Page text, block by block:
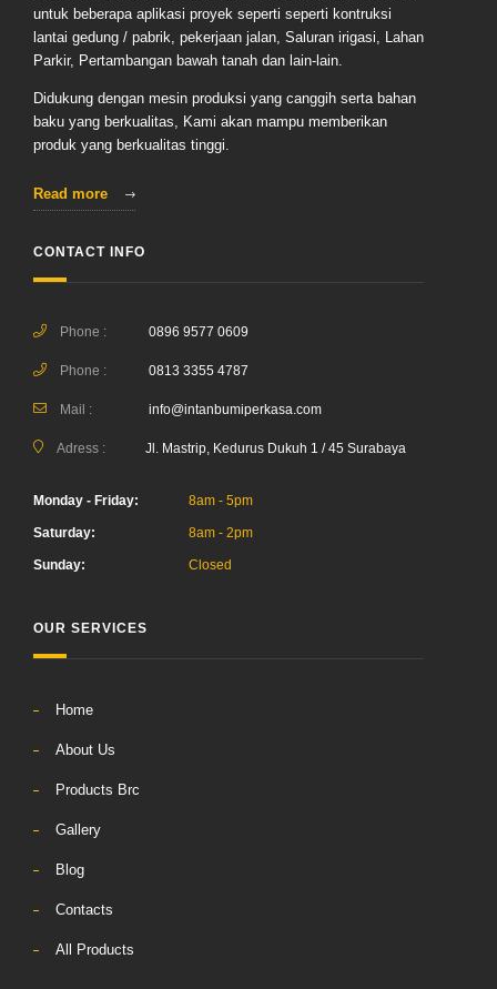
untuk beberapa aplikasi proyek seperti seperti kontruksi
lantai gedung / pabrik, pekerjaan jalan, Saluran irigasi, Lahan
Parkir, Pertambangan bawah tanah dan lain-lain.
Didukung dengan mesin produksi yang canggih serta bahan
baku yang berkualitas, Kami akan mampu memberikan
produk yang berkualitas tinggi.
Read more
CONTACT INFO
Phone : 0896 9577 0609
Phone : 0813 3355 4787
Mail : info@intanbumiperkasa.com
Adress : Jl. Mastrip, Kedurus Dukuh 1 / 45 Surabaya
Monday - Friday: 8am - 5pm
Saturday: 8am - 2pm
Sunday: Closed
OUR SERVICES
Home
About Us
Products Brc
Gallery
Blog
Contacts
All Products